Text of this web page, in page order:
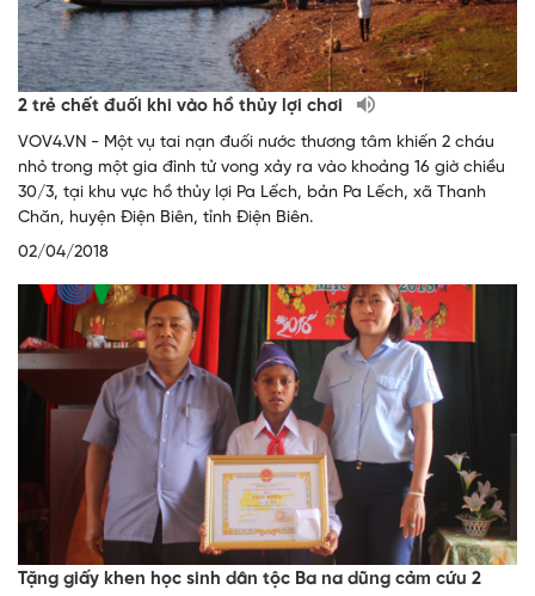
2 trẻ chết đuối khi vào hồ thủy lợi chơi
VOV4.VN - Một vụ tai nạn đuối nước thương tâm khiến 2 cháu
nhỏ trong một gia đình tử vong xảy ra vào khoảng 16 giờ chiều
30/3, tại khu vực hồ thủy lợi Pa Lếch, bản Pa Lếch, xã Thanh
Chăn, huyện Điện Biên, tỉnh Điện Biên.
02/04/2018
Tặng giấy khen học sinh dân tộc Ba na dũng cảm cứu 2